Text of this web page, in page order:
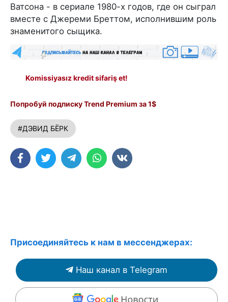
Ватсона - в сериале 1980-х годов, где он сыграл
вместе с Джереми Бреттом, исполнившим роль
знаменитого сыщика.
Komissiyasız kredit sifariş et!
Попробуй подписку Trend Premium за 1$
#ДЭВИД БЁРК
Присоединяйтесь к нам в мессенджерах:
Наш канал в Telegram